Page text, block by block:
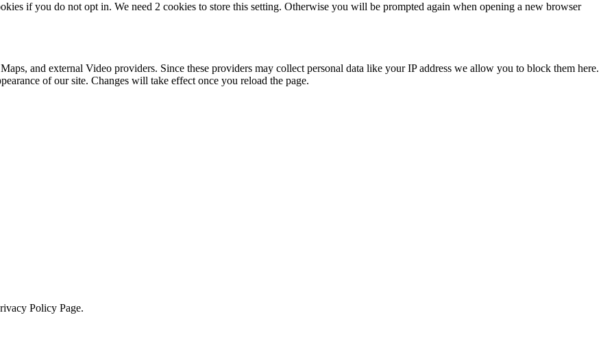
if you do not opt in. We need 2 cookies to store this setting. Otherwise you will be prompted again when opening a new browser
and external Video providers. Since these providers may collect personal data like your IP address we allow you to block them here.
of our site. Changes will take effect once you reload the page.
Policy Page.